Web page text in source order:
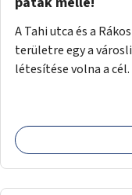
A Tahi utca és a
területre egy a
létesítése volna a